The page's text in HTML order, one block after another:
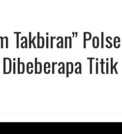
Takbiran”
Titik